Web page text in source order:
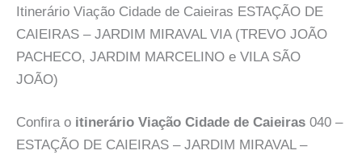
Itinerário Viação Cidade de Caieiras ESTAÇÃO DE
CAIEIRAS – JARDIM MIRAVAL VIA (TREVO JOÃO
PACHECO, JARDIM MARCELINO e VILA SÃO
JOÃO)
Confira o itinerário Viação Cidade de Caieiras 040 –
ESTAÇÃO DE CAIEIRAS – JARDIM MIRAVAL –